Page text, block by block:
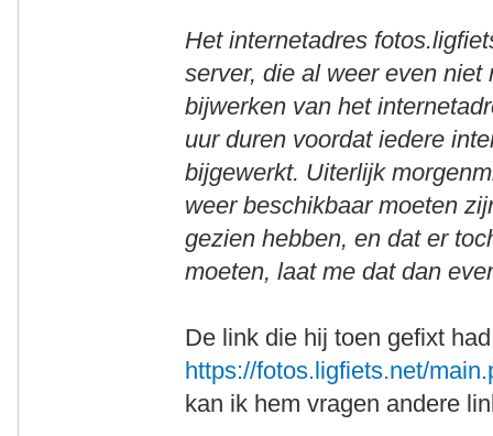
Het internetadres
server, die al weer even
bijwerken van het
uur duren voordat iedere
bijgewerkt. Uiterlijk
weer beschikbaar moeten
gezien hebben, en dat er
moeten, laat me dat dan
De link die hij toen gefixt
https://fotos.ligfiets.net/
kan ik hem vragen andere